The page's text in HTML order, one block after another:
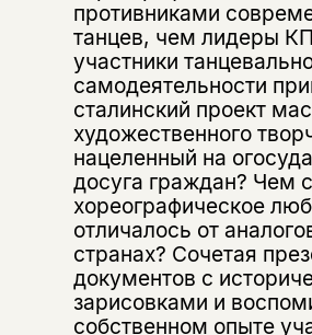
противниками
танцев, чем лидеры
участники
самодеятельности
сталинский проект
художественного
нацеленный на
досуга граждан? Чем
хореографическое
отличалось от
странах? Сочетая
документов с
зарисовками и
собственном опыте